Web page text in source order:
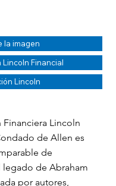
Lincoln
de Allen es
de
legado de Abraham
por autores,
la imagen
Lincoln Financial
Lincoln